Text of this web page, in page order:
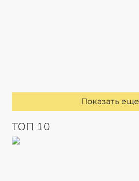
Показать еще
ТОП 10